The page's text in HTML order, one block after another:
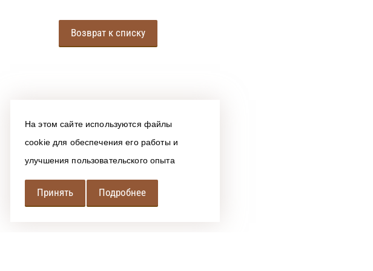
На этом сайте используются файлы
cookie для обеспечения его работы и
улучшения пользовательского опыта
Принять Подробнее
Возврат к списку